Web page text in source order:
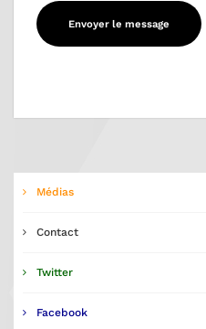
Médias
Contact
Twitter
Facebook